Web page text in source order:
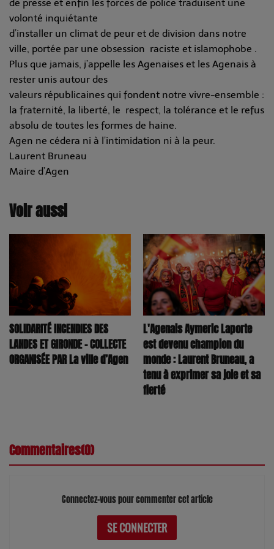
de presse et enfin les forces de police traduisent une
volonté inquiétante
d’installer un climat de peur et de division dans notre
ville, portée par une obsession raciste et islamophobe .
Plus que jamais, j’appelle les Agenaises et les Agenais à
rester unis autour des
valeurs républicaines qui fondent notre vivre-ensemble :
la fraternité, la liberté, le respect, la tolérance et le refus
absolu de toutes les formes de haine.
Agen ne cédera ni à l’intimidation ni à la peur.
Laurent Bruneau
Maire d’Agen
Voir aussi
SOLIDARITÉ INCENDIES DES
LANDES ET GIRONDE – COLLECTE
ORGANISÉE PAR La ville d’Agen
L'Agenais Aymeric Laporte
est devenu champion du
monde : Laurent Bruneau, a
tenu à exprimer sa joie et sa
fierté
Commentaires(0)
Connectez-vous pour commenter cet article
SE CONNECTER